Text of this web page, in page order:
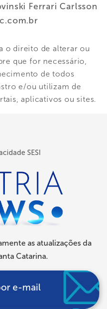
Ferrari Carlsson
o direito de alterar ou
que for necessário,
de todos
e/ou utilizam de
aplicativos ou sites.
SESI
as atualizações da
Catarina.
e-mail